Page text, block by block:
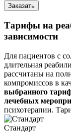
Заказать
Тарифы на
зависимости
Для пациентов с
длительная
рассчитаны на
компромиссов в
выбранного
лечебных
психотерапии.
Стандарт